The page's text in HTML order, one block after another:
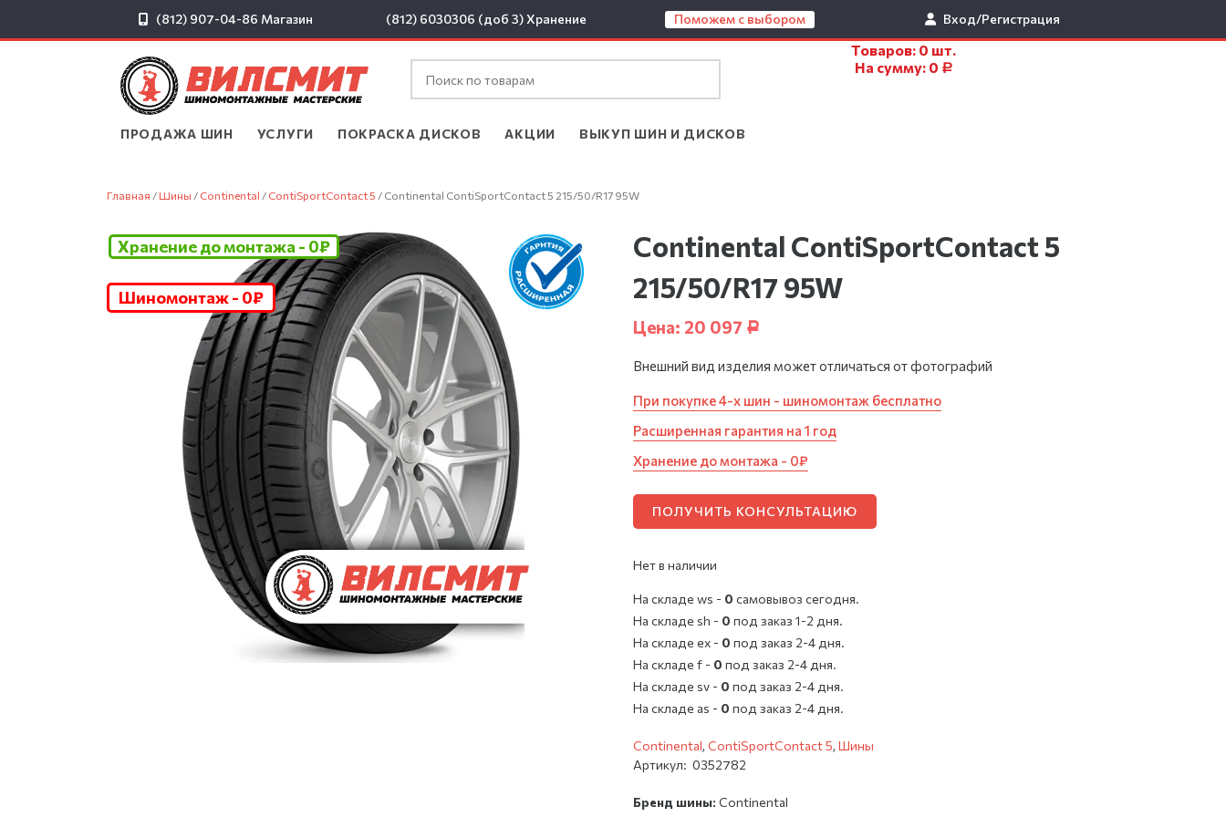
(812) 907-04-86 Магазин (812) 6030306 (доб 3)Хранение Поможем с выбором Вход/Регистрация
Товаров: 0 шт.
На сумму: 0 Р
ПРОДАЖА ШИН УСЛУГИ ПОКРАСКА ДИСКОВ АКЦИИ ВЫКУП ШИН И ДИСКОВ
Главная / Шины / Continental / ContiSportContact 5 / Continental ContiSportContact 5 215/50/R17 95W
Шиномонтаж - 0₽
Хранение до монтажа - 0₽
Continental ContiSportContact 5
215/50/R17 95W
Цена: 20 097 Р
Внешний вид изделия может отличаться от фотографий
При покупке 4-х шин - шиномонтаж бесплатно
Расширенная гарантия на 1 год
Хранение до монтажа - 0₽
ПОЛУЧИТЬ КОНСУЛЬТАЦИЮ
Нет в наличии
На складе ws - 0 cамовывоз сегодня.
На складе sh - 0 под заказ 1-2 дня.
На складе ex - 0 под заказ 2-4 дня.
На складе f - 0 под заказ 2-4 дня.
На складе sv - 0 под заказ 2-4 дня.
На складе as - 0 под заказ 2-4 дня.
Continental,ContiSportContact 5,Шины
Артикул:0352782
Бренд шины:Continental